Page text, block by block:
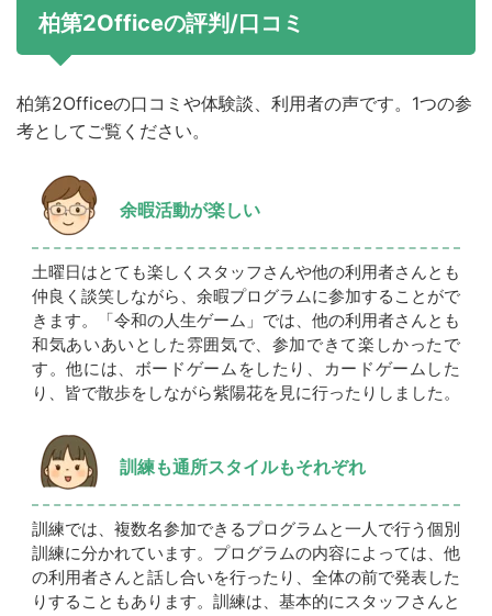
柏第2Officeの評判/口コミ
柏第2Officeの口コミや体験談、利用者の声です。1つの参
考としてご覧ください。
余暇活動が楽しい
土曜日はとても楽しくスタッフさんや他の利用者さんとも
仲良く談笑しながら、余暇プログラムに参加することがで
きます。「令和の人生ゲーム」では、他の利用者さんとも
和気あいあいとした雰囲気で、参加できて楽しかったで
す。他には、ボードゲームをしたり、カードゲームした
り、皆で散歩をしながら紫陽花を見に行ったりしました。
訓練も通所スタイルもそれぞれ
訓練では、複数名参加できるプログラムと一人で行う個別
訓練に分かれています。プログラムの内容によっては、他
の利用者さんと話し合いを行ったり、全体の前で発表した
りすることもあります。訓練は、基本的にスタッフさんと